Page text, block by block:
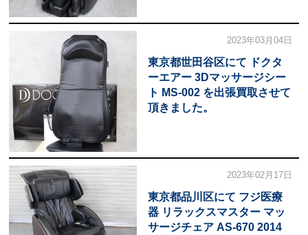
2023年03月04日
東京都世田谷区にて ドクタ
ーエアー 3Dマッサージシー
ト MS-002 を出張買取させて
頂きました。
2023年02月17日
東京都品川区にて フジ医療
器 リラックスマスター マッ
サージチェア AS-670 2014